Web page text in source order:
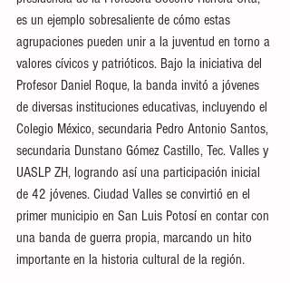
es un ejemplo sobresaliente de cómo estas
agrupaciones pueden unir a la juventud en torno a
valores cívicos y patrióticos. Bajo la iniciativa del
Profesor Daniel Roque, la banda invitó a jóvenes
de diversas instituciones educativas, incluyendo el
Colegio México, secundaria Pedro Antonio Santos,
secundaria Dunstano Gómez Castillo, Tec. Valles y
UASLP ZH, logrando así una participación inicial
de 42 jóvenes. Ciudad Valles se convirtió en el
primer municipio en San Luis Potosí en contar con
una banda de guerra propia, marcando un hito
importante en la historia cultural de la región.